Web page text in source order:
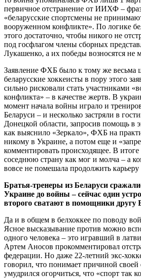
первичное отстранение от ИИХФ –
«беларусские спортсмены не
вооруженном конфликте». По логике
этого достаточно, чтобы никого не
под госфлагом члены сборных
Лукашенко, а их победы возносятся не
Заявление ФХБ было к тому же весьма
беларусские хоккеисты в пору этого
сильно рисковали стать участниками
конфликта» – в качестве жертв. В
момент начала войны играло и
Беларуси – и несколько застряли в
Донецкой области, запросив помощь в
как выяснило «Зеркало», ФХБ на
никому в Украине, а потом еще и
комментировать происходящее. В
соседнюю страну как мог и молча – а
вовсе не помешала продолжить карьеру
Братья-тренеры из Беларуси
Украине до войны – сейчас один
второго сватают в помощники
Да и в общем в белхоккее по поводу
Ясное высказывание против можно
одного человека – это игравший в
Артем Аносов прокомментировал
федерации. Но даже 22-летний экс-
говорил, что понимает причиной своей
умудрился огорчиться, что «спорт так